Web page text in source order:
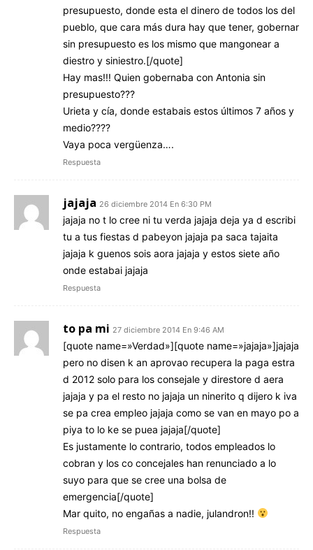
presupuesto, donde esta el dinero de todos los del
pueblo, que cara más dura hay que tener, gobernar
sin presupuesto es los mismo que mangonear a
diestro y siniestro.[/quote]
Hay mas!!! Quien gobernaba con Antonia sin
presupuesto???
Urieta y cía, donde estabais estos últimos 7 años y
medio????
Vaya poca vergüenza….
Respuesta
jajaja 26 diciembre 2014 En 6:30 PM
jajaja no t lo cree ni tu verda jajaja deja ya d escribi
tu a tus fiestas d pabeyon jajaja pa saca tajaita
jajaja k guenos sois aora jajaja y estos siete año
onde estabai jajaja
Respuesta
to pa mi 27 diciembre 2014 En 9:46 AM
[quote name=»Verdad»][quote name=»jajaja»]jajaja
pero no disen k an aprovao recupera la paga estra
d 2012 solo para los consejale y direstore d aera
jajaja y pa el resto no jajaja un ninerito q dijero k iva
se pa crea empleo jajaja como se van en mayo po a
piya to lo ke se puea jajaja[/quote]
Es justamente lo contrario, todos empleados lo
cobran y los co concejales han renunciado a lo
suyo para que se cree una bolsa de
emergencia[/quote]
Mar quito, no engañas a nadie, julandron!!
Respuesta